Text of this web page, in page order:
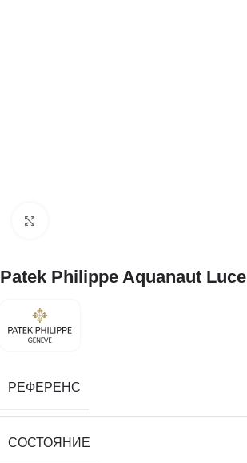
Patek Philippe Aquanaut Luce
РЕФЕРЕНС
СОСТОЯНИЕ